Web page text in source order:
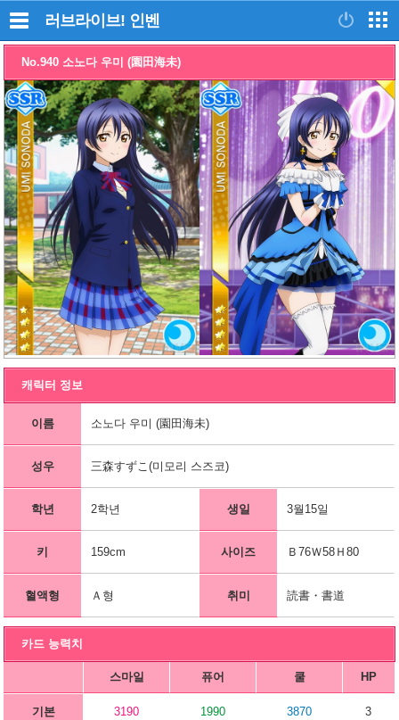
러브라이브! 인벤
No.940 소노다 우미 (園田海未)
캐릭터 정보
이름 소노다 우미 (園田海未)
성우 三森すずこ(미모리 스즈코)
학년 2학년 생일 3월15일
키 159cm 사이즈 Ｂ76Ｗ58Ｈ80
혈액형 Ａ형 취미 読書・書道
카드 능력치
스마일 퓨어 쿨 HP
기본 3190 1990 3870 3